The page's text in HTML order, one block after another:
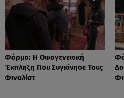
Φάρμα: Η Οικογενειακή
Έκπληξη Που Συγκίνησε Τους
Φιναλίστ